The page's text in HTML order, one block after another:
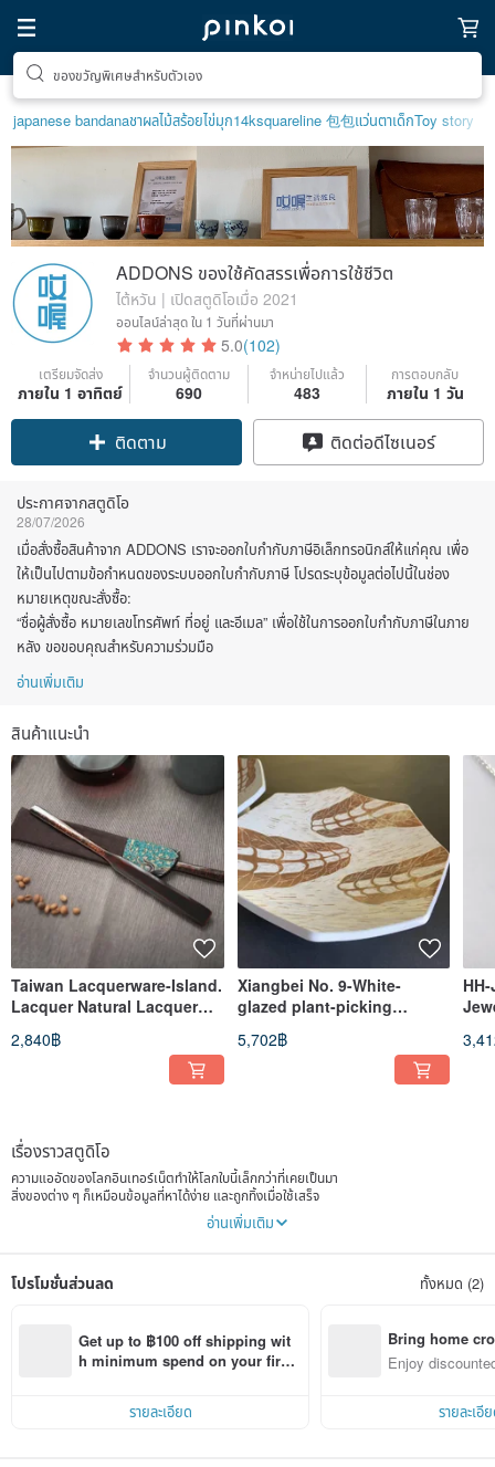
ตามหาไอเทมฮีลใจ
japanese bandanaชาผลไม้สร้อยไข่มุก14ksquareline 包包แว่นตาเด็กToy story
ADDONS ของใช้คัดสรรเพื่อการใช้ชีวิต
ไต้หวัน | เปิดสตูดิโอเมื่อ 2021
ออนไลน์ล่าสุดใน 1 วันที่ผ่านมา
5.0(102)
เตรียมจัดส่ง
ภายใน 1 อาทิตย์
จำนวนผู้ติดตาม
690
จำหน่ายไปแล้ว
483
การตอบกลับ
ภายใน 1 วัน
Claim coupon
ติดตาม
ติดต่อดีไซเนอร์
ประกาศจากสตูดิโอ
28/07/2026
เมื่อสั่งซื้อสินค้าจาก ADDONS เราจะออกใบกำกับภาษีอิเล็กทรอนิกส์ให้แก่คุณ เพื่อ
ให้เป็นไปตามข้อกำหนดของระบบออกใบกำกับภาษี โปรดระบุข้อมูลต่อไปนี้ในช่อง
หมายเหตุขณะสั่งซื้อ:
“ชื่อผู้สั่งซื้อ หมายเลขโทรศัพท์ ที่อยู่ และอีเมล” เพื่อใช้ในการออกใบกำกับภาษีในภาย
หลัง ขอขอบคุณสำหรับความร่วมมือ
อ่านเพิ่มเติม
สินค้าแนะนำ
Taiwan Lacquerware-Island.
Lacquer Natural Lacquer
CAFÉ PLUS Lacquer Coffee
Stirring Stick
2,840฿
Xiangbei No. 9-White-
glazed plant-picking
octagonal plate
5,702฿
in
เรื่องราวสตูดิโอ
ความแออัดของโลกอินเทอร์เน็ตทำให้โลกใบนี้เล็กกว่าที่เคยเป็นมา
สิ่งของต่าง ๆ ก็เหมือนข้อมูลที่หาได้ง่าย และถูกทิ้งเมื่อใช้เสร็จ
เพื่อผู้คน เรื่องราว และสิ่งของที่เราชื่นชอบอย่างแท้จริง
ค้นหาลำแสงหนึ่งให้กับพื้นที่แห่งความสุขของตนเอง
เพื่อให้เราไม่ต้องหลีกหนีจากความวุ่นวายไปไกล
แต่ยังสามารถเก็บรักษาดินแดนอันสงบไว้ภายในหัวใจได้
เริ่มต้นจากคำว่า “ใหม่” มุ่งมั่นมอบรสนิยมการใช้ชีวิตที่เหมาะสมที่สุดให้แก่คุณ!
อ่านเพิ่มเติม
โปรโมชั่นส่วนลด ทั้งหมด (2)
Get up to ฿100 off shipping wit
h minimum spend on your first
รายละเอียด
Bring home
n with ease
Enjoy
รายละเอี